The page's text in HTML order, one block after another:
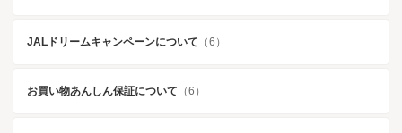
JALドリームキャンペーンについて （6）
お買い物あんしん保証について （6）